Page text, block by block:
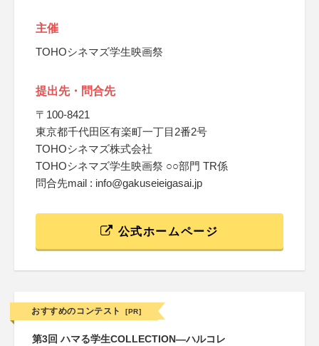
主催
TOHOシネマズ学生映画祭
提出先・問合先
〒100-8421
東京都千代田区有楽町一丁目2番2号
TOHOシネマズ株式会社
TOHOシネマズ学生映画祭 ○○部門 TR係
問合先mail : info@gakuseieigasai.jp
公式ホームページ
おすすめのコンテスト [PR]
第3回 ハマる学生COLLECTION―ハルコレ